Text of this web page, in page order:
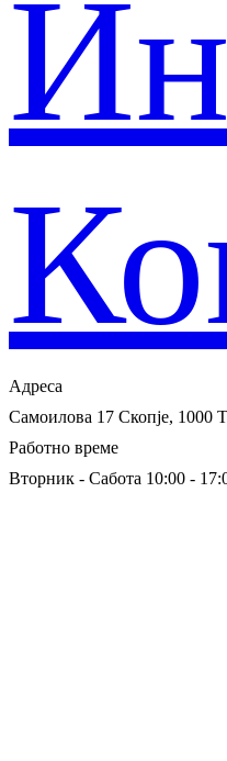
Адреса
Самоилова 17 Скопје, 1000
Работно време
Вторник - Сабота 10:00 -